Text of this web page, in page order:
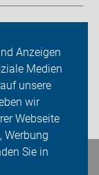
Anzeigen
Medien
unsere
wir
Webseite
Werbung
Sie in